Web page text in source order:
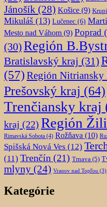
Jánošík (28) Košice (9)
Mikuláš (13) Lučenec (6)
Mesto nad Váhom (9) Poprad
(30)Región
Bratislavský kraj (31)
(57)Región Nitriansky
Prešovský kraj (64)
Trenčiansky kraj
kraj (22) Región
Rimavská Sobota (4) Rožňava (10)
Spišská Nová Ves (12)
(11) Trenčín (21) Trnava (5)
mlyny (24) Vranov nad Topľou (3)
Kategórie